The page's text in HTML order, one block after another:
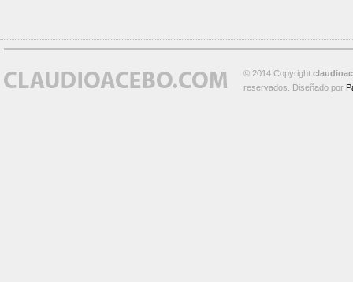
© 2014 Copyright
reservados. Diseñado por